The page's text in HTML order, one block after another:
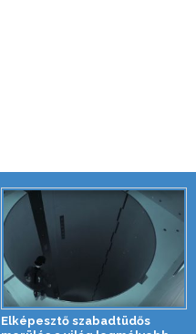
Elképesztő szabadtüdős